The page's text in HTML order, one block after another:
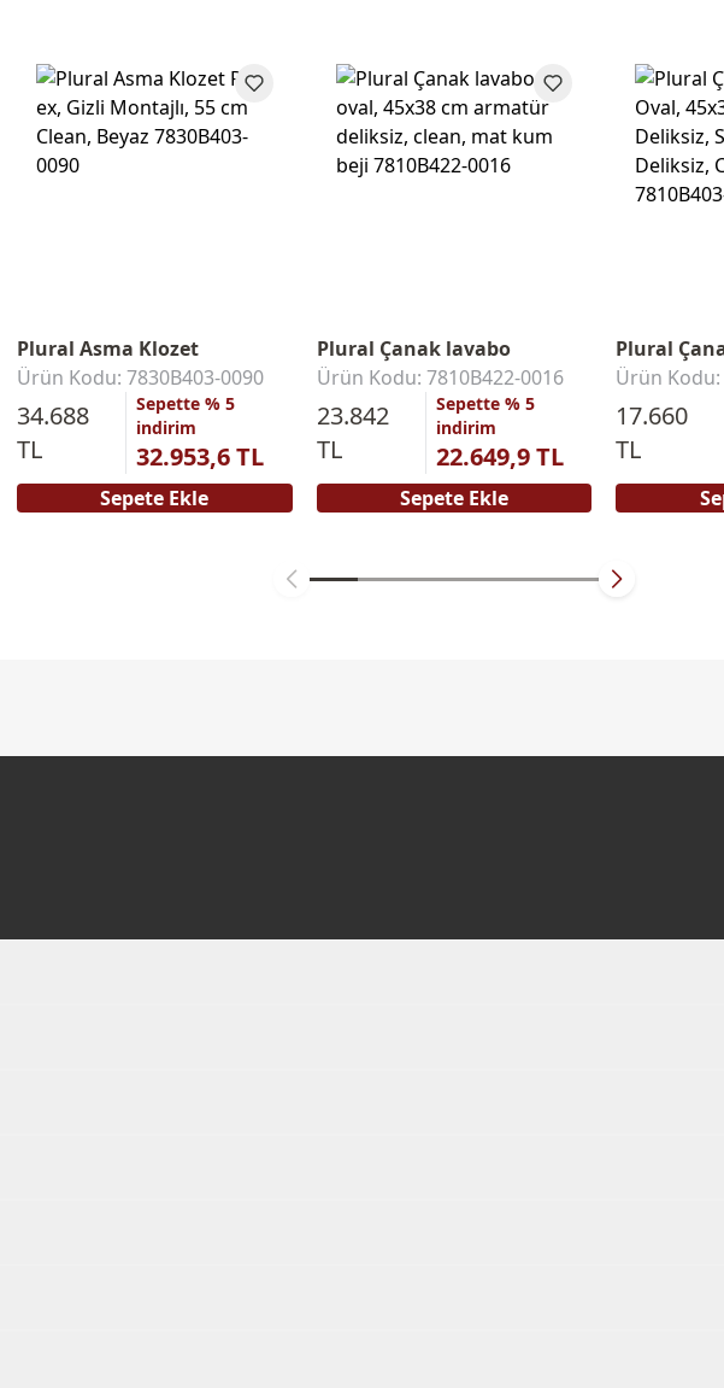
Plural Asma Klozet
Ürün Kodu: 7830B403-0090
34.688
TL
Sepette % 5
indirim
32.953,6 TL
Sepete Ekle
Plural Çanak lavabo
Ürün Kodu: 7810B422-0016
23.842
TL
Sepette % 5
indirim
22.649,9 TL
Sepete Ekle
Plural
Ürün Kodu:
17.660
TL